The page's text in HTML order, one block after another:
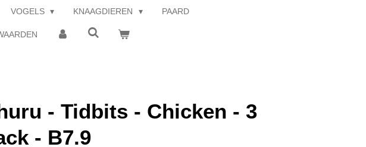
VOGELS KNAAGDIEREN PAARD
- Tidbits - Chicken - 3
- B7.9